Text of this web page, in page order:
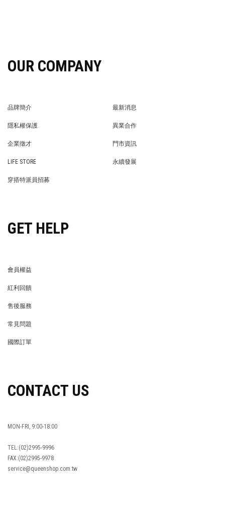
OUR COMPANY
品牌簡介
最新消息
隱私權保護
異業合作
企業徵才
門市資訊
LIFE STORE
永續發展
穿搭特派員招募
GET HELP
會員權益
紅利回饋
售後服務
常見問題
國際訂單
CONTACT US
MON-FRI, 9:00-18:00
TEL:(02)2995-9996
FAX:(02)2995-9978
service@queenshop.com.tw